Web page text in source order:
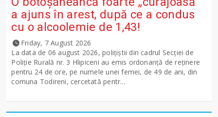
a ajuns în arest, după ce a condus
cu o alcoolemie de 1,43!
Friday, 7 August 2026
La data de 06 august 2026, polițiștii din cadrul Secției de
Poliție Rurală nr. 3 Hlipiceni au emis ordonanță de reținere
pentru 24 de ore, pe numele unei femei, de 49 de ani, din
comuna Todireni, cercetată pentr...